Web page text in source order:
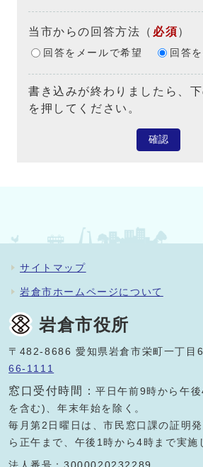
当市からの回答方法 （ 必須）
回答をメールで希望 回答
書き込みが終わりましたら、
を押してください。
確認
サイトマップ
岩倉市ホームページについて
岩倉市役所
〒482-8686 愛知県岩倉市栄町一丁
66-1111
窓口受付時間：平日午前9時から午
を含む)、年末年始を除く。
毎月第2日曜日は、市民窓口課の証明
ら正午まで、午後1時から4時まで実施